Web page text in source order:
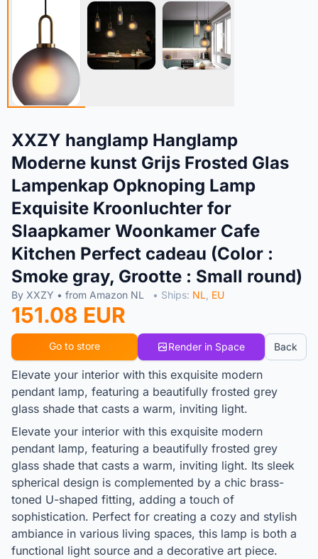
XXZY hanglamp Hanglamp
Moderne kunst Grijs Frosted Glas
Lampenkap Opknoping Lamp
Exquisite Kroonluchter for
Slaapkamer Woonkamer Cafe
Kitchen Perfect cadeau (Color :
Smoke gray, Grootte : Small round)
By XXZY • from Amazon NL • Ships: NL EU
151.08 EUR
Go to store Render in Space Back
Elevate your interior with this exquisite modern
pendant lamp, featuring a beautifully frosted grey
glass shade that casts a warm, inviting light.
Elevate your interior with this exquisite modern
pendant lamp, featuring a beautifully frosted grey
glass shade that casts a warm, inviting light. Its sleek
spherical design is complemented by a chic brass-
toned U-shaped fitting, adding a touch of
sophistication. Perfect for creating a cozy and stylish
ambiance in various living spaces, this lamp is both a
functional light source and a decorative art piece.